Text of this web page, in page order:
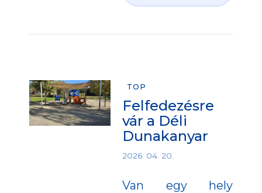
TOP
Felfedezésre
vár a Déli
Dunakanyar
2026. 04. 20.
Van egy hely